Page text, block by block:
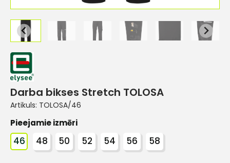
Darba bikses Stretch TOLOSA
Artikuls: TOLOSA/46
Pieejamie izmēri
46 48 50 52 54 56 58